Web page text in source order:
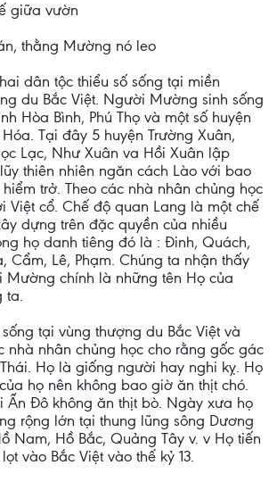
giữa vườn
thằng Mường nó leo
dân tộc thiểu số sống tại miền
du Bắc Việt. Người Mường sinh sống
Hòa Bình, Phú Thọ và một số huyện
Tại đây 5 huyện Trường Xuân,
Lạc, Như Xuân va Hồi Xuân lập
thiên nhiên ngăn cách Lào với bao
trở. Theo các nhà nhân chủng học
Việt cổ. Chế độ quan Lang là một chế
dựng trên đặc quyền của nhiều
họ danh tiêng đó là : Đinh, Quách,
Cẩm, Lê, Phạm. Chúng ta nhận thấy
Mường chính là những tên Họ của
ta.
tại vùng thượng du Bắc Việt và
nhà nhân chủng học cho rằng gốc gác
Họ là giống người hay nghi kỵ. Họ
họ nên không bao giờ ăn thịt chó.
Ấn Đô không ăn thịt bò. Ngày xưa họ
rộng lớn tại thung lũng sông Dương
Nam, Hồ Bắc, Quảng Tây v. v Họ tiến
vào Bắc Việt vào thế kỷ 13.